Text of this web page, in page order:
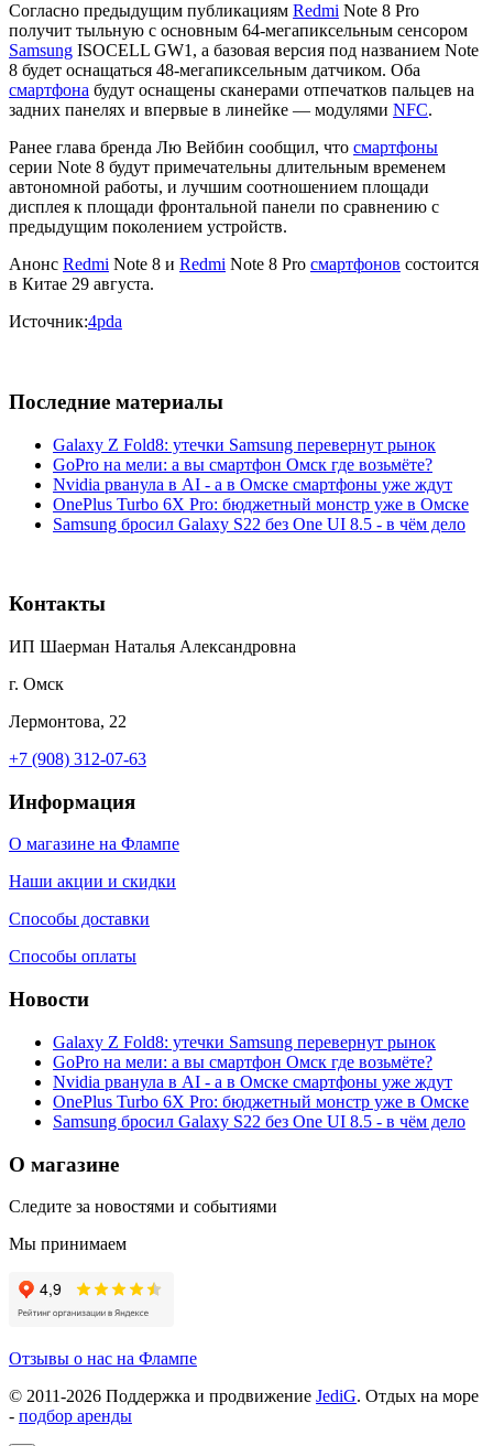
Согласно предыдущим публикациям Redmi Note 8 Pro
получит тыльную с основным 64-мегапиксельным сенсором
Samsung ISOCELL GW1, а базовая версия под названием Note
8 будет оснащаться 48-мегапиксельным датчиком. Оба
смартфона будут оснащены сканерами отпечатков пальцев на
задних панелях и впервые в линейке — модулями NFC.
Ранее глава бренда Лю Вейбин сообщил, что смартфоны
серии Note 8 будут примечательны длительным временем
автономной работы, и лучшим соотношением площади
дисплея к площади фронтальной панели по сравнению с
предыдущим поколением устройств.
Анонс Redmi Note 8 и Redmi Note 8 Pro смартфонов состоится
в Китае 29 августа.
Источник:4pda
Последние материалы
Galaxy Z Fold8: утечки Samsung перевернут рынок
GoPro на мели: а вы смартфон Омск где возьмёте?
Nvidia рванула в AI - а в Омске смартфоны уже ждут
OnePlus Turbo 6X Pro: бюджетный монстр уже в Омске
Samsung бросил Galaxy S22 без One UI 8.5 - в чём дело
Контакты
ИП Шаерман Наталья Александровна
г. Омск
Лермонтова, 22
+7 (908) 312-07-63
Информация
О магазине на Флампе
Наши акции и скидки
Способы доставки
Способы оплаты
Новости
Galaxy Z Fold8: утечки Samsung перевернут рынок
GoPro на мели: а вы смартфон Омск где возьмёте?
Nvidia рванула в AI - а в Омске смартфоны уже ждут
OnePlus Turbo 6X Pro: бюджетный монстр уже в Омске
Samsung бросил Galaxy S22 без One UI 8.5 - в чём дело
О магазине
Следите за новостями и событиями
Мы принимаем
Отзывы о нас на Флампе
© 2011-2026 Поддержка и продвижение JediG. Отдых на море
- подбор аренды